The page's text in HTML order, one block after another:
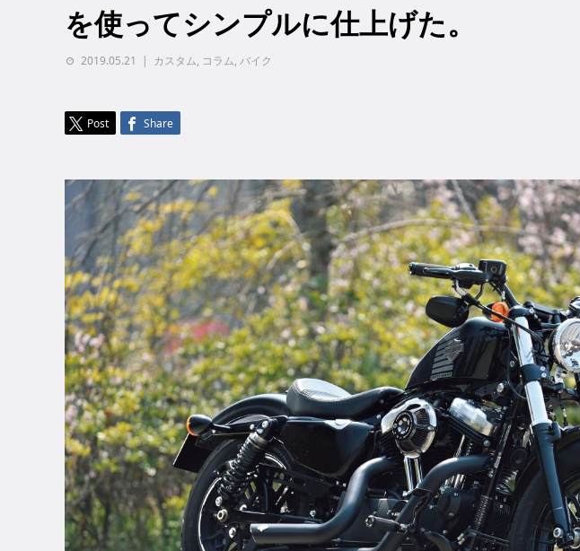
を使ってシンプルに仕上げた。
2019.05.21 カスタム, コラム, バイク
Post Share